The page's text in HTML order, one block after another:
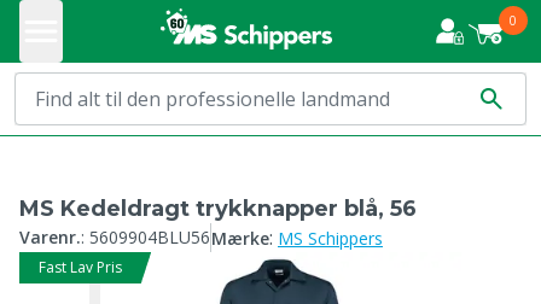
0
MS Kedeldragt trykknapper blå, 56
Varenr.: 5609904BLU56Mærke: MS Schippers
Fast Lav Pris